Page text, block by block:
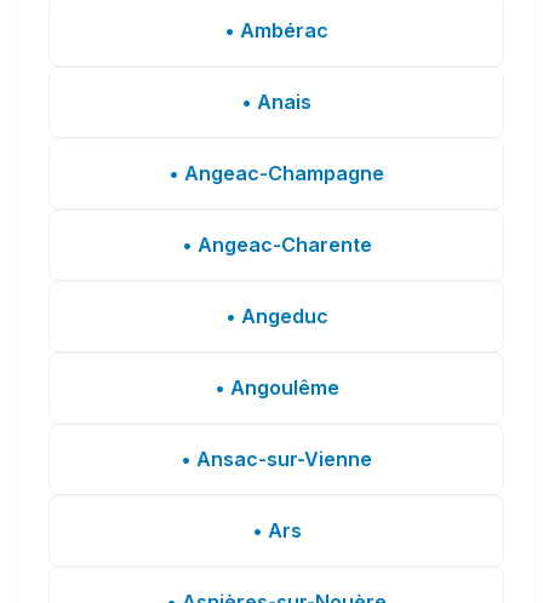
• Ambérac
• Anais
• Angeac-Champagne
• Angeac-Charente
• Angeduc
• Angoulême
• Ansac-sur-Vienne
• Ars